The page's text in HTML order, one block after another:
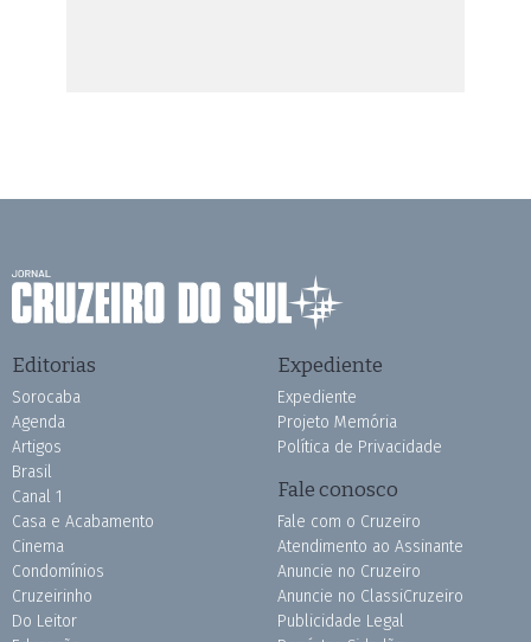
Editorias
Sorocaba
Agenda
Artigos
Brasil
Canal 1
Casa e Acabamento
Cinema
Condomínios
Cruzeirinho
Do Leitor
Expediente
Expediente
Projeto Memória
Política de Privacidade
Fale conosco
Fale com o Cruzeiro
Atendimento ao Assinante
Anuncie no Cruzeiro
Anuncie no ClassiCruzeiro
Publicidade Legal